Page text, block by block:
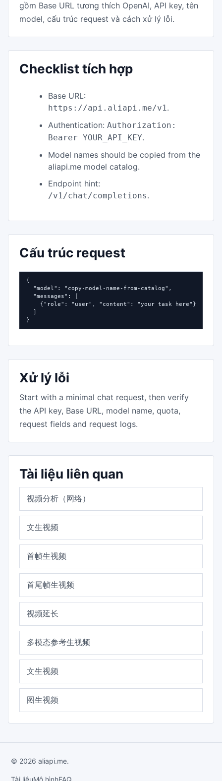
gồm Base URL tương thích OpenAI, API key, tên
model, cấu trúc request và cách xử lý lỗi.
Checklist tích hợp
Base URL:
https://api.aliapi.me/v1.
Authentication: Authorization:
Bearer YOUR_API_KEY.
Model names should be copied from the
aliapi.me model catalog.
Endpoint hint:
/v1/chat/completions.
Cấu trúc request
{
  "model": "copy-model-name-from-catalog",
  "messages": [
    {"role": "user", "content": "your task here"}
  ]
}
Xử lý lỗi
Start with a minimal chat request, then verify
the API key, Base URL, model name, quota,
request fields and request logs.
Tài liệu liên quan
视频分析（网络）
文生视频
首帧生视频
首尾帧生视频
视频延长
多模态参考生视频
文生视频
图生视频
© 2026 aliapi.me.
Tài liệuMô hìnhFAQ